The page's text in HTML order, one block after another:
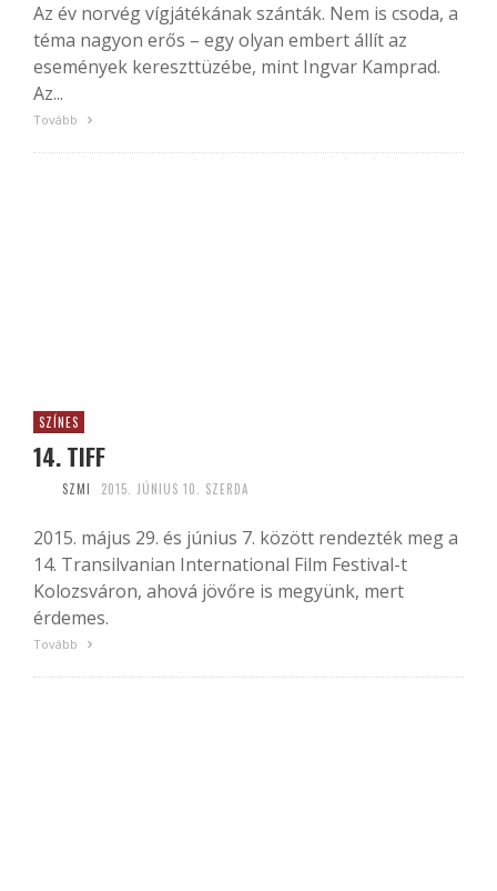
Az év norvég vígjátékának szánták. Nem is csoda, a
téma nagyon erős – egy olyan embert állít az
események kereszttüzébe, mint Ingvar Kamprad.
Az...
Tovább
SZÍNES
14. TIFF
SZMI 2015. JÚNIUS 10. SZERDA
2015. május 29. és június 7. között rendezték meg a
14. Transilvanian International Film Festival-t
Kolozsváron, ahová jövőre is megyünk, mert
érdemes.
Tovább